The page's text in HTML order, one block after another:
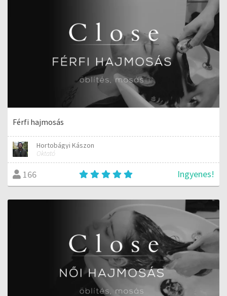
Férfi hajmosás
Hortobágyi Kászon
Oktató
166 Ingyenes!